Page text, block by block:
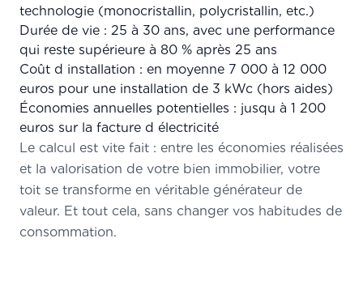
technologie (monocristallin, polycristallin, etc.)
Durée de vie : 25 à 30 ans, avec une performance
qui reste supérieure à 80 % après 25 ans
Coût d installation : en moyenne 7 000 à 12 000
euros pour une installation de 3 kWc (hors aides)
Économies annuelles potentielles : jusqu à 1 200
euros sur la facture d électricité
Le calcul est vite fait : entre les économies réalisées
et la valorisation de votre bien immobilier, votre
toit se transforme en véritable générateur de
valeur. Et tout cela, sans changer vos habitudes de
consommation.